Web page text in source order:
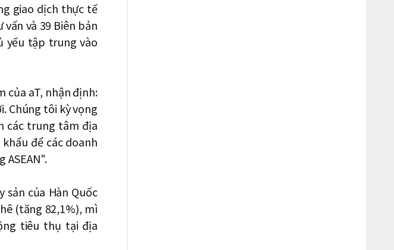
giao dịch thực tế
và 39 Biên bản
yếu tập trung vào
của aT, nhận định:
Chúng tôi kỳ vọng
các trung tâm địa
để các doanh
của Hàn Quốc
(tăng 82,1%), mì
tiêu thụ tại địa